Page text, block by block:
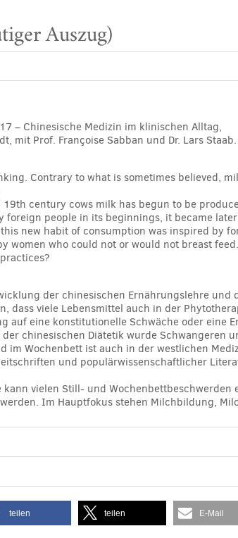
Auszug)
– Chinesische Medizin im klinischen Alltag,
mit Prof. Françoise Sabban und Dr. Lars Staab.
Contrary to what is sometimes believed,
century cows milk has begun to be
foreign people in its beginnings, it became
new habit of consumption was inspired by
women who could not or would not breast
der chinesischen Ernährungslehre und
dass viele Lebensmittel auch in der
auf eine konstitutionelle Schwäche oder eine
chinesischen Diätetik wurde Schwangeren
im Wochenbett ist auch in der westlichen
und populärwissenschaftlicher
vielen Still- und
Im Hauptfokus stehen Milchbildung,
teilen teilen E-Mail